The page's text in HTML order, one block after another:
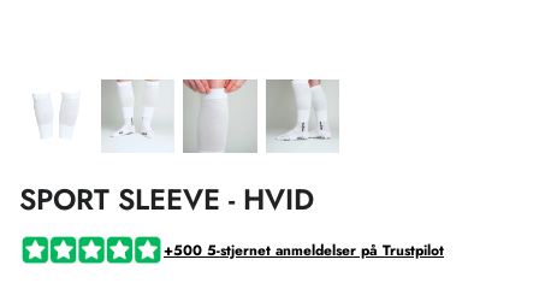
SPORT SLEEVE - HVID
+500 5-stjernet anmeldelser på Trustpilot